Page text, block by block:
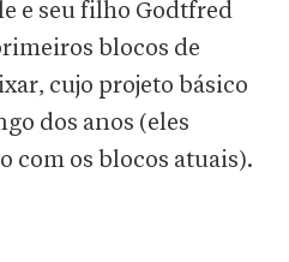
e seu filho Godtfred
blocos de
cujo projeto básico
dos anos (eles
com os blocos atuais).